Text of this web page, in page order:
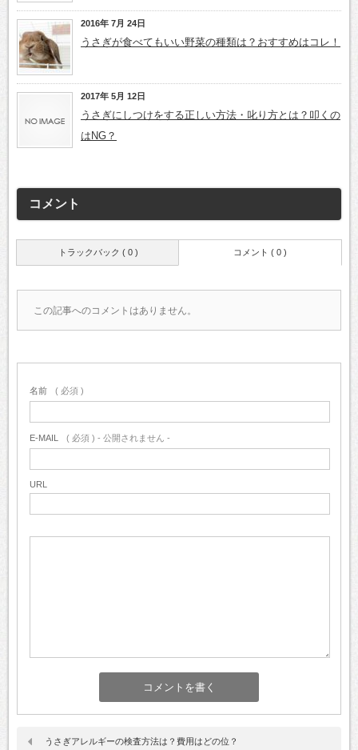
2016年 7月 24日
うさぎが食べてもいい野菜の種類は？おすすめはコレ！
2017年 5月 12日
うさぎにしつけをする正しい方法・叱り方とは？叩くの
はNG？
コメント
トラックバック ( 0 ) コメント ( 0 )
この記事へのコメントはありません。
名前 ( 必須 )
E-MAIL ( 必須 ) - 公開されません -
URL
うさぎアレルギーの検査方法は？費用はどの位？